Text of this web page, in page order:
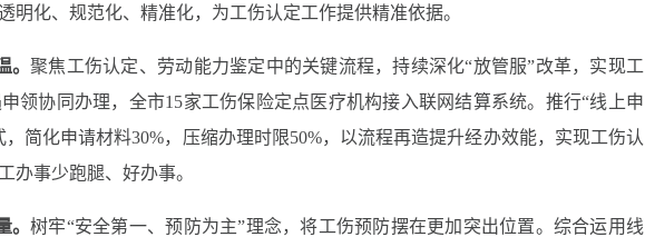
明化、规范化、精准化，为工伤认定工作提供精准依据。
。聚焦工伤认定、劳动能力鉴定中的关键流程，持续深化“放管服”改革，实现工
领协同办理，全市15家工伤保险定点医疗机构接入联网结算系统。推行“线上申
简化申请材料30%，压缩办理时限50%，以流程再造提升经办效能，实现工伤认
办事少跑腿、好办事。
。树牢“安全第一、预防为主”理念，将工伤预防摆在更加突出位置。综合运用线